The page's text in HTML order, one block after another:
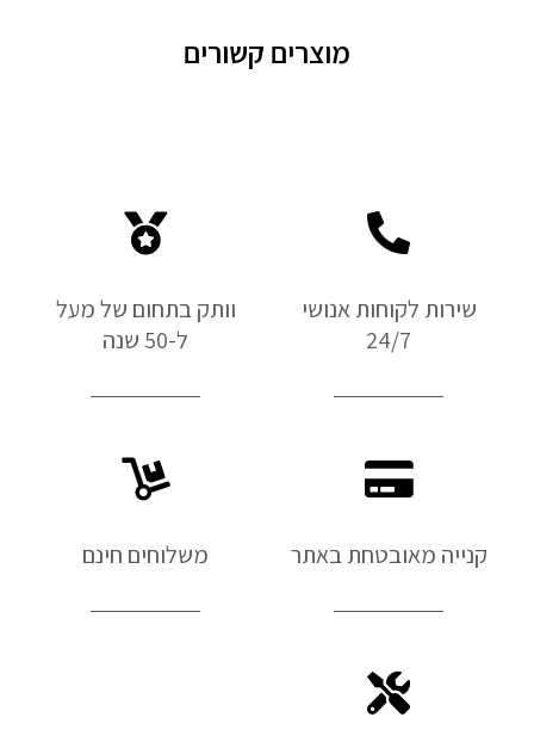
מוצרים קשורים
שירות לקוחות אנושי
24/7
וותק בתחום של מעל
ל-50 שנה
קנייה מאובטחת באתר משלוחים חינם